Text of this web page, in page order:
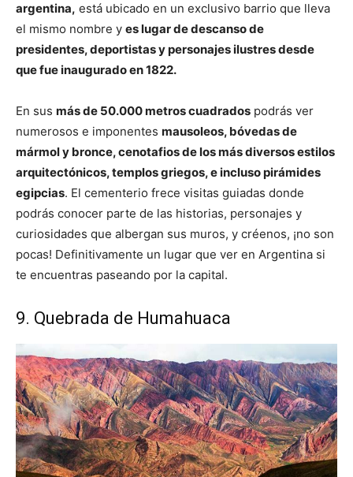
argentina, está ubicado en un exclusivo barrio que lleva
el mismo nombre y es lugar de descanso de
presidentes, deportistas y personajes ilustres desde
que fue inaugurado en 1822.
En sus más de 50.000 metros cuadrados podrás ver
numerosos e imponentes mausoleos, bóvedas de
mármol y bronce, cenotafios de los más diversos estilos
arquitectónicos, templos griegos, e incluso pirámides
egipcias. El cementerio frece visitas guiadas donde
podrás conocer parte de las historias, personajes y
curiosidades que albergan sus muros, y créenos, ¡no son
pocas! Definitivamente un lugar que ver en Argentina si
te encuentras paseando por la capital.
9. Quebrada de Humahuaca